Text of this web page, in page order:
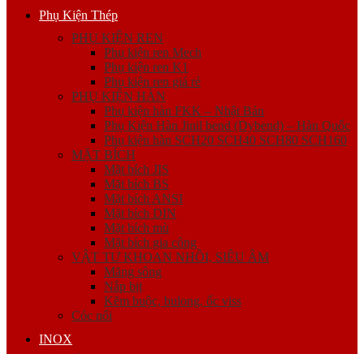
Phụ Kiện Thép
PHỤ KIỆN REN
Phụ kiện ren Mech
Phụ kiện ren K1
Phụ kiện ren giá rẻ
PHỤ KIỆN HÀN
Phụ kiện hàn FKK – Nhật Bản
Phụ Kiện Hàn Jinil bend (Dybend) – Hàn Quốc
Phụ kiện hàn SCH20 SCH40 SCH80 SCH160
MẶT BÍCH
Mặt bích JIS
Mặt bích BS
Mặt bích ANSI
Mặt bích DIN
Mặt bích mù
Mặt bích gia công
VẬT TƯ KHOAN NHỒI, SIÊU ÂM
Măng sông
Nắp bịt
Kẽm buộc, bulong, ốc viss
Cóc nối
INOX